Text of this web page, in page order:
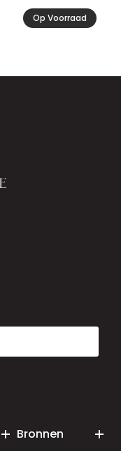
Op Voorraad
Bronnen